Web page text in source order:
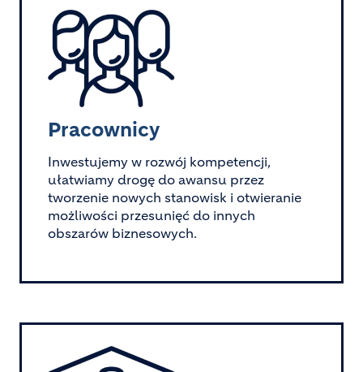
Image
Pracownicy
Inwestujemy w rozwój kompetencji,
ułatwiamy drogę do awansu przez
tworzenie nowych stanowisk i otwieranie
możliwości przesunięć do innych
obszarów biznesowych.
Image